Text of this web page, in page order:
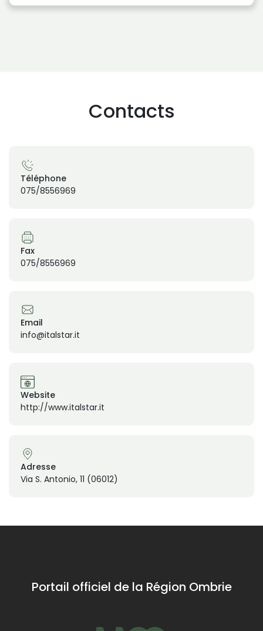
Contacts
Téléphone
075/8556969
Fax
075/8556969
Email
info@italstar.it
Website
http://www.italstar.it
Adresse
Via S. Antonio, 11 (06012)
Portail officiel de la Région Ombrie